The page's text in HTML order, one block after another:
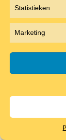
Statistieken
Marketing